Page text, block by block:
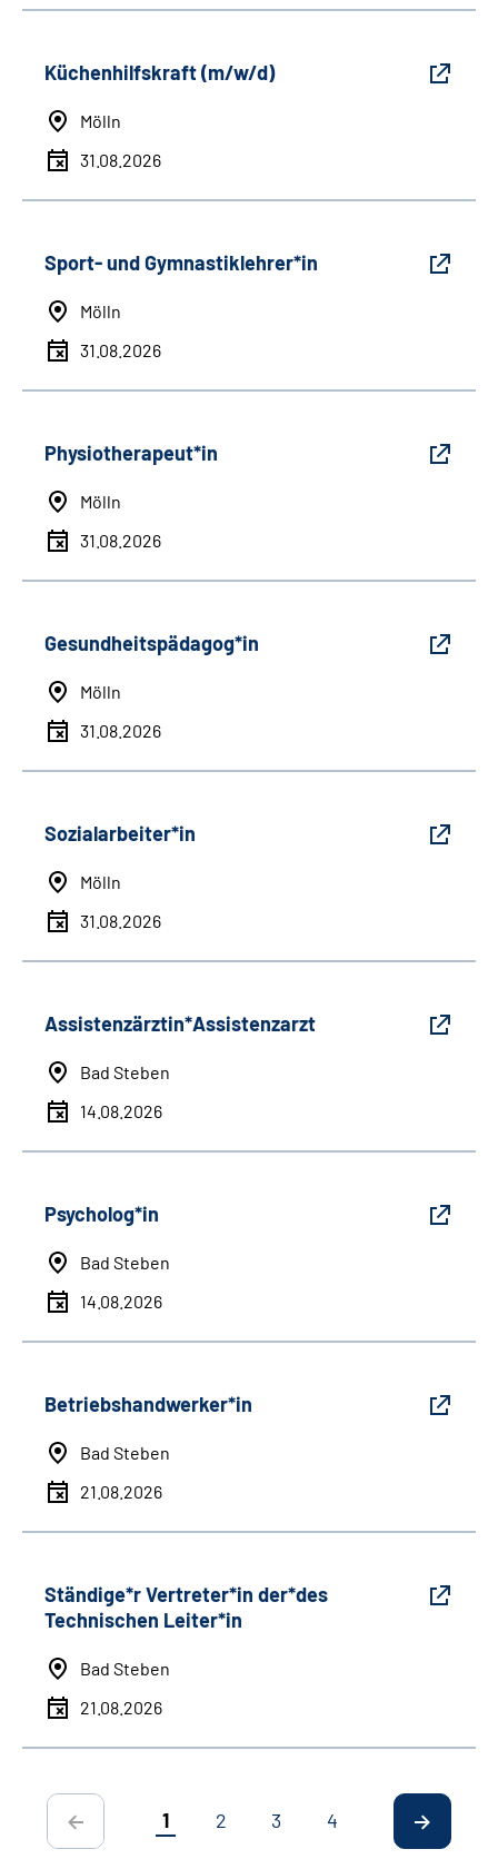
Küchenhilfskraft (m/w/d)
Mölln
31.08.2026
Sport- und Gymnastiklehrer*in
Mölln
31.08.2026
Physiotherapeut*in
Mölln
31.08.2026
Gesundheitspädagog*in
Mölln
31.08.2026
Sozialarbeiter*in
Mölln
31.08.2026
Assistenzärztin*Assistenzarzt
Bad Steben
14.08.2026
Psycholog*in
Bad Steben
14.08.2026
Betriebshandwerker*in
Bad Steben
21.08.2026
Ständige*r Vertreter*in der*des
Technischen Leiter*in
Bad Steben
21.08.2026
1 2 3 4